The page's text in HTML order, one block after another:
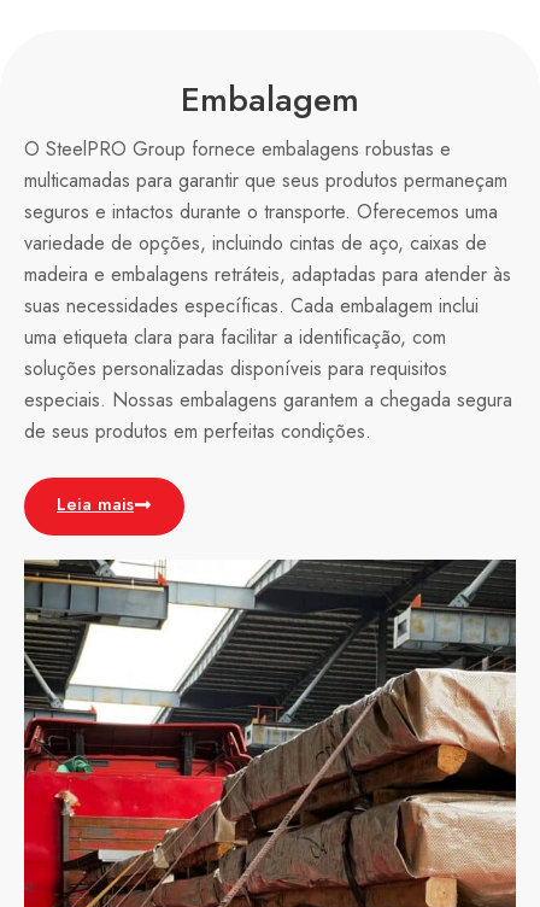
Embalagem
O SteelPRO Group fornece embalagens robustas e
multicamadas para garantir que seus produtos permaneçam
seguros e intactos durante o transporte. Oferecemos uma
variedade de opções, incluindo cintas de aço, caixas de
madeira e embalagens retráteis, adaptadas para atender às
suas necessidades específicas. Cada embalagem inclui
uma etiqueta clara para facilitar a identificação, com
soluções personalizadas disponíveis para requisitos
especiais. Nossas embalagens garantem a chegada segura
de seus produtos em perfeitas condições.
Leia mais